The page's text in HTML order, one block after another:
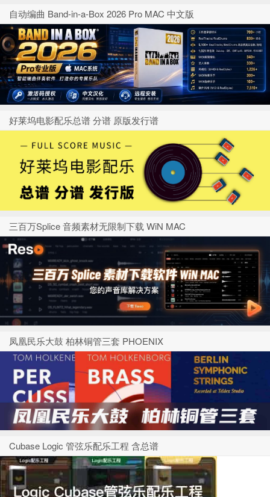
自动编曲 Band-in-a-Box 2026 Pro MAC 中文版
好莱坞电影配乐总谱 分谱 原版发行谱
三百万Splice 音频素材无限制下载 WiN MAC
凤凰民乐大鼓 柏林铜管三套 PHOENIX
Cubase Logic 管弦乐配乐工程 含总谱